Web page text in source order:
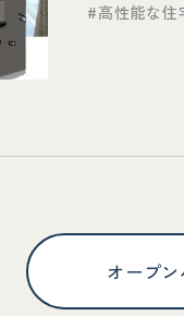
高性能な住
オープ